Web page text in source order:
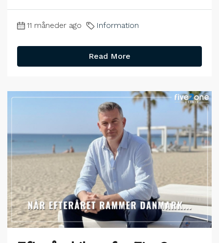
11 måneder ago Information
Read More